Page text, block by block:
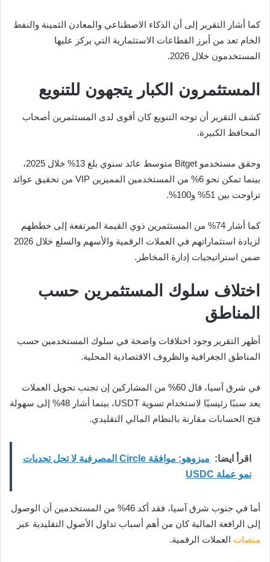
كما أشار التقرير إلى أن الذكاء الاصطناعي والمعادن الثمينة والنفط
الخام تعد من أبرز القطاعات الاستثمارية التي يركز عليها
المستخدمون خلال 2026.
المستثمرون الكبار يتجهون للتنويع
كشف التقرير أن توجه التنويع كان أقوى لدى المستثمرين أصحاب
المحافظ الكبيرة.
وحقق مستخدمو Bitget متوسط عائد سنوي بلغ 13% خلال 2025،
بينما تمكن نحو 6% من المستخدمين المميزين VIP من تحقيق عوائد
تراوحت بين 51% و100%.
كما أشار 74% من المستثمرين ذوي القيمة المرتفعة إلى خططهم
لزيادة استثماراتهم في العملات الرقمية والأسهم والسلع خلال 2026
ضمن استراتيجيات إدارة المخاطر.
اختلاف سلوك المستثمرين حسب
المناطق
أظهر التقرير وجود اختلافات واضحة في سلوك المستخدمين حسب
المناطق الجغرافية والظروف الاقتصادية المحلية.
في شرق آسيا، قال 60% من المشاركين إن تجنب تحويل العملات
يعد سببًا رئيسيًا لاستخدام تسوية USDT، بينما أشار 48% إلى سهولة
فتح الحسابات مقارنة بالنظام المالي التقليدي.
اقرأ ايضا:
ميزوهو: موافقة Circle المصرفية لا تحل تحديات
نمو عملة USDC
أما في جنوب شرق آسيا، فقد أكد 46% من المستخدمين أن الوصول
إلى الرافعة المالية كان من أهم أسباب تداول الأصول التقليدية عبر
منصات العملات الرقمية.